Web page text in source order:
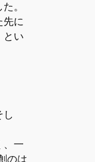
。
先に
とい
し
、一
のは